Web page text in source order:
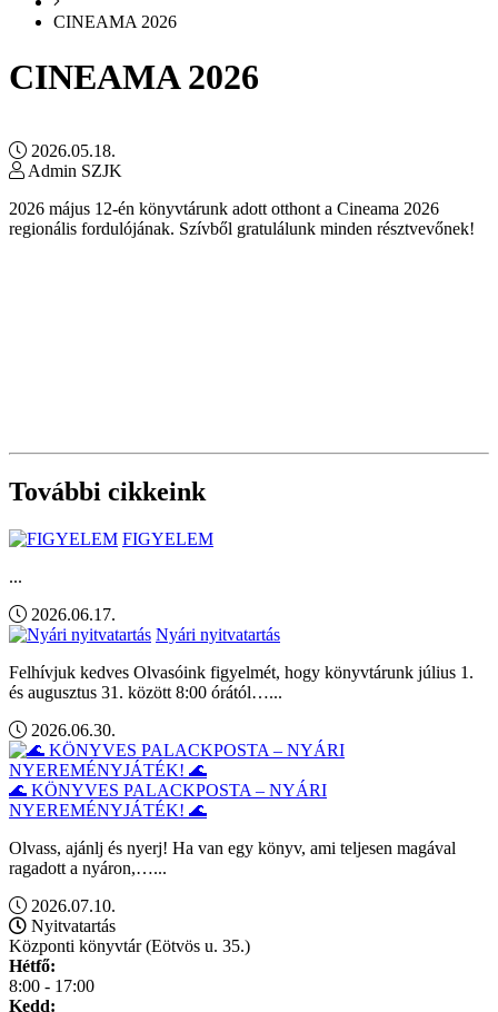
CINEAMA 2026
CINEAMA 2026
2026.05.18.
Admin SZJK
2026 május 12-én könyvtárunk adott otthont a Cineama 2026
regionális fordulójának. Szívből gratulálunk minden résztvevőnek!
További cikkeink
FIGYELEM
...
2026.06.17.
Nyári nyitvatartás
Felhívjuk kedves Olvasóink figyelmét, hogy könyvtárunk július 1.
és augusztus 31. között 8:00 órától…...
2026.06.30.
🌊 KÖNYVES PALACKPOSTA – NYÁRI
NYEREMÉNYJÁTÉK! 🌊
Olvass, ajánlj és nyerj! Ha van egy könyv, ami teljesen magával
ragadott a nyáron,…...
2026.07.10.
Nyitvatartás
Központi könyvtár (Eötvös u. 35.)
Hétfő:
8:00 - 17:00
Kedd: